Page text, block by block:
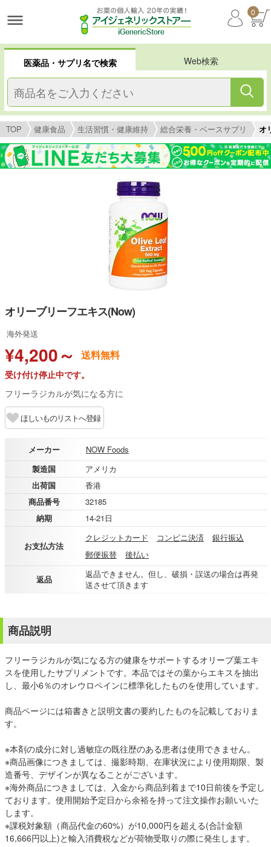
0
医薬品・サプリ名で検索 Web検索
TOP 健康食品 生活習慣・健康維持 総合栄養・ベースサプリ オ
オリーブリーフエキス(Now)
海外発送
¥4,200～ 送料無料
受け付け停止中です。
フリーラジカルが気になる方に
ほしいものリストへ登録
メーカー
NOW Foods
製造国
アメリカ
出荷国
香港
商品番号
32185
納期
14-21日
お支払方法
クレジットカード コンビニ決済
銀行振込
郵便振替
後払い
返品
返品できません。但し、破損・誤送の場合は再発
送させて頂きます
商品説明
フリーラジカルが気になる方の健康をサポートするオリーブ葉エキ
スを使用したサプリメントです。本品ではその葉からエキスを抽出
し、最小6％のオレウロペインに標準化したものを使用しています。
商品ページには箱書きと説明文書の要約したものを記載しておりま
す。
※本剤の成分に対し過敏症の既往歴のある患者は使用できません。
※商品画像につきましては、撮影時期、在庫状況により使用期限、製
造番号、デザインが異なることがございます。
※海外商品につきましては、入金から商品到着まで10日前後を予定し
ております。使用開始予定日から余裕を持って注文操作お願いいた
します。
※課税対象額（商品代金の60%）が10,000円を超える(合計金額
16,666円以上)と輸入消費税などが荷物受取りの際に発生します。